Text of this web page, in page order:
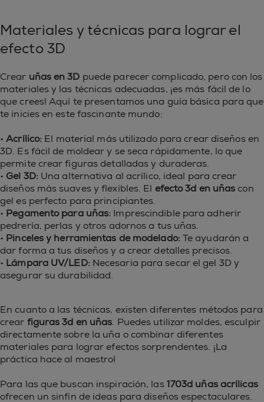
Materiales y técnicas para lograr el
efecto 3D
Crear uñas en 3D puede parecer complicado, pero con los
materiales y las técnicas adecuadas, ¡es más fácil de lo
que crees! Aquí te presentamos una guía básica para que
te inicies en este fascinante mundo:
•Acrílico: El material más utilizado para crear diseños en
3D. Es fácil de moldear y se seca rápidamente, lo que
permite crear figuras detalladas y duraderas.
• Gel 3D:Una alternativa al acrílico, ideal para crear
diseños más suaves y flexibles. El efecto 3d en uñascon
gel es perfecto para principiantes.
• Pegamento para uñas: Imprescindible para adherir
pedrería, perlas y otros adornos a tus uñas.
• Pinceles y herramientas de modelado:Te ayudarán a
dar forma a tus diseños y a crear detalles precisos.
• Lámpara UV/LED: Necesaria para secar el gel 3D y
asegurar su durabilidad.
En cuanto a las técnicas, existen diferentes métodos para
crear figuras 3d en uñas. Puedes utilizar moldes, esculpir
directamente sobre la uña o combinar diferentes
materiales para lograr efectos sorprendentes. ¡La
práctica hace al maestro!
Para las que buscan inspiración, las1703d uñas acrílicas
ofrecen un sinfín de ideas para diseños espectaculares.